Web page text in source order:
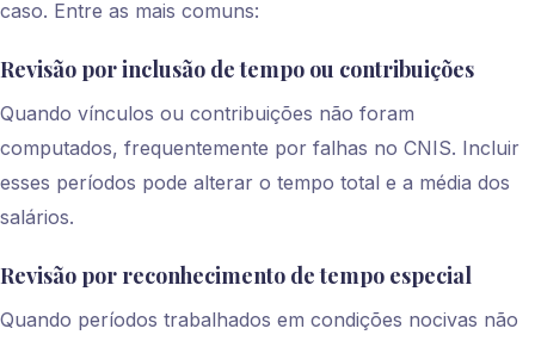
caso. Entre as mais comuns:
Revisão por inclusão de tempo ou contribuições
Quando vínculos ou contribuições não foram
computados, frequentemente por falhas no CNIS. Incluir
esses períodos pode alterar o tempo total e a média dos
salários.
Revisão por reconhecimento de tempo especial
Quando períodos trabalhados em condições nocivas não